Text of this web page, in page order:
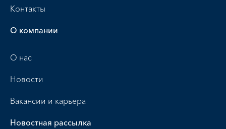
Контакты
О компании
О нас
Новости
Вакансии и карьера
Новостная рассылка